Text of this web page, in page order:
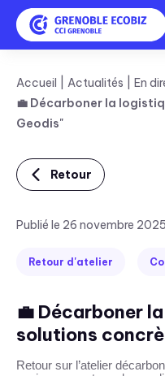
Accueil Actualités
En
💼 Décarboner la
Geodis"
Retour
Publié le 26 novembre 2025
Retour d'atelier
💼 Décarboner
solutions
Retour sur l’atelier